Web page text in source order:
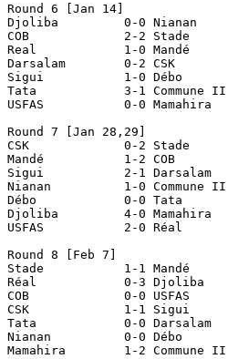
Round 6 [Jan 14]
Djoliba		0-0 Nianan
COB		2-2 Stade
Real		1-0 Mandé
Darsalam	0-2 CSK
Sigui		1-0 Débo
Tata		3-1 Commune II
USFAS		0-0 Mamahira
Round 7 [Jan 28,29]
CSK             0-2 Stade
Mandé           1-2 COB
Sigui           2-1 Darsalam
Nianan          1-0 Commune II
Débo            0-0 Tata
Djoliba         4-0 Mamahira
USFAS           2-0 Réal
Round 8 [Feb 7]
Stade           1-1 Mandé
Réal            0-3 Djoliba
COB             0-0 USFAS
CSK             1-1 Sigui
Tata		0-0 Darsalam
Nianan		0-0 Débo
Mamahira	1-2 Commune II